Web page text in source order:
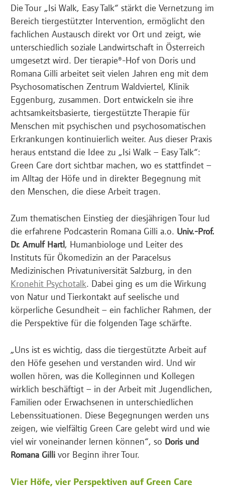
Die Tour „Isi Walk, Easy Talk“ stärkt die Vernetzung im
Bereich tiergestützter Intervention, ermöglicht den
fachlichen Austausch direkt vor Ort und zeigt, wie
unterschiedlich soziale Landwirtschaft in Österreich
umgesetzt wird. Der tierapie®-Hof von Doris und
Romana Gilli arbeitet seit vielen Jahren eng mit dem
Psychosomatischen Zentrum Waldviertel, Klinik
Eggenburg, zusammen. Dort entwickeln sie ihre
achtsamkeitsbasierte, tiergestützte Therapie für
Menschen mit psychischen und psychosomatischen
Erkrankungen kontinuierlich weiter. Aus dieser Praxis
heraus entstand die Idee zu „Isi Walk – Easy Talk“:
Green Care dort sichtbar machen, wo es stattfindet –
im Alltag der Höfe und in direkter Begegnung mit
den Menschen, die diese Arbeit tragen.
Zum thematischen Einstieg der diesjährigen Tour lud
die erfahrene Podcasterin Romana Gilli a.o. Univ.-Prof.
Dr. Arnulf Hartl, Humanbiologe und Leiter des
Instituts für Ökomedizin an der Paracelsus
Medizinischen Privatuniversität Salzburg, in den
Kronehit Psychotalk. Dabei ging es um die Wirkung
von Natur und Tierkontakt auf seelische und
körperliche Gesundheit – ein fachlicher Rahmen, der
die Perspektive für die folgenden Tage schärfte.
„Uns ist es wichtig, dass die tiergestützte Arbeit auf
den Höfe gesehen und verstanden wird. Und wir
wollen hören, was die Kolleginnen und Kollegen
wirklich beschäftigt – in der Arbeit mit Jugendlichen,
Familien oder Erwachsenen in unterschiedlichen
Lebenssituationen. Diese Begegnungen werden uns
zeigen, wie vielfältig Green Care gelebt wird und wie
viel wir voneinander lernen können“, so Doris und
Romana Gilli vor Beginn ihrer Tour.
Vier Höfe, vier Perspektiven auf Green Care